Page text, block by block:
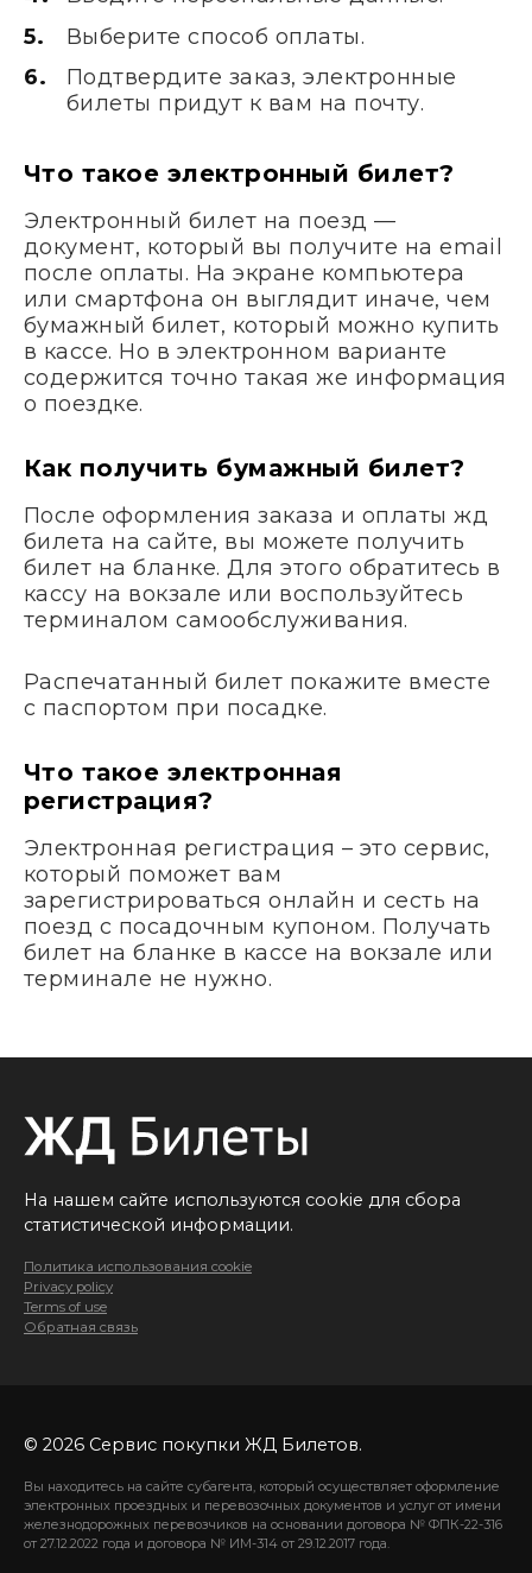
Выберите способ оплаты.
Подтвердите заказ, электронные
билеты придут к вам на почту.
Что такое электронный билет?
Электронный билет на поезд —
документ, который вы получите на email
после оплаты. На экране компьютера
или смартфона он выглядит иначе, чем
бумажный билет, который можно купить
в кассе. Но в электронном варианте
содержится точно такая же информация
о поездке.
Как получить бумажный билет?
После оформления заказа и оплаты жд
билета на сайте, вы можете получить
билет на бланке. Для этого обратитесь в
кассу на вокзале или воспользуйтесь
терминалом самообслуживания.
Распечатанный билет покажите вместе
с паспортом при посадке.
Что такое электронная
регистрация?
Электронная регистрация – это сервис,
который поможет вам
зарегистрироваться онлайн и сесть на
поезд с посадочным купоном. Получать
билет на бланке в кассе на вокзале или
терминале не нужно.
На нашем сайте используются cookie для сбора
статистической информации.
Политика использования cookie
Privacy policy
Terms of use
Обратная связь
© 2026 Сервис покупки ЖД Билетов.
Вы находитесь на сайте субагента, который осуществляет оформление
электронных проездных и перевозочных документов и услуг от имени
железнодорожных перевозчиков на основании договора № ФПК-22-316
от 27.12.2022 года и договора № ИМ-314 от 29.12.2017 года.